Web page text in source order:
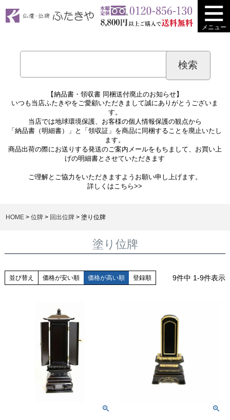
メニュー
【納品書・領収書 同梱送付廃止のお知らせ】
いつも当店ふたきやをご愛顧いただきまして誠にありがとうございま
す。
当店では地球環境保護、お客様の個人情報保護の観点から
「納品書（明細書）」と「領収証」を商品に同梱することを廃止いたし
ます。
商品出荷の際にお送りする発送のご案内メールをもちまして、お買い上
げの明細書とさせていただきます
ご理解とご協力をいただきますようお願い申し上げます。
詳しくはこちら>>
HOME 位牌 回出位牌 塗り位牌
塗り位牌
並び替え 価格が安い順 価格が高い順 登録順 9件中 1-9件表示